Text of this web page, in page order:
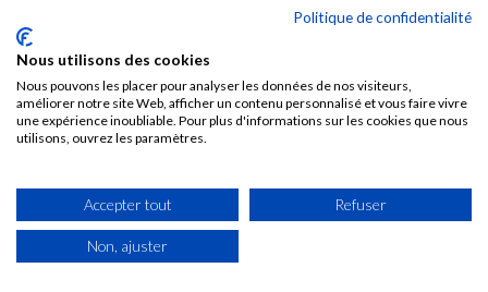
Longueur (mm): 3070
Largeur (mm): 1320
Soit 169,38 € TTC La pièce de 4,0524 M2
Politique de confidentialité
Nous utilisons des cookies
Nous pouvons les placer pour analyser les données de nos visiteurs,
améliorer notre site Web, afficher un contenu personnalisé et vous faire vivre
une expérience inoubliable. Pour plus d'informations sur les cookies que nous
utilisons, ouvrez les paramètres.
Accepter tout Refuser
Non, ajuster